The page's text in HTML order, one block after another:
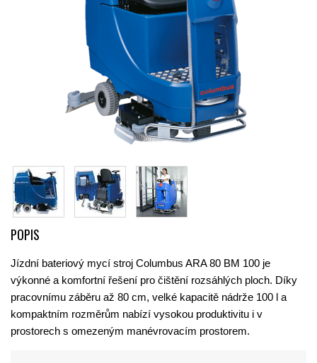
POPIS
Jízdní bateriový mycí stroj Columbus ARA 80 BM 100 je
výkonné a komfortní řešení pro čištění rozsáhlých ploch. Díky
pracovnímu záběru až 80 cm, velké kapacitě nádrže 100 l a
kompaktním rozměrům nabízí vysokou produktivitu i v
prostorech s omezeným manévrovacím prostorem.